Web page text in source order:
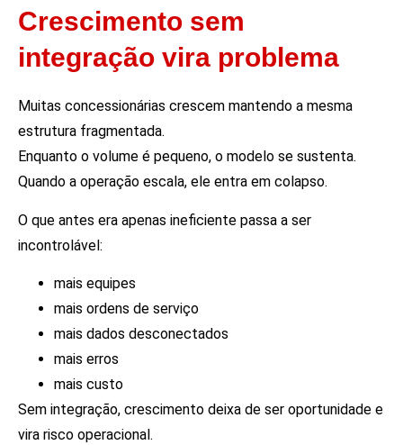
Crescimento sem
integração vira problema
Muitas concessionárias crescem mantendo a mesma
estrutura fragmentada.
Enquanto o volume é pequeno, o modelo se sustenta.
Quando a operação escala, ele entra em colapso.
O que antes era apenas ineficiente passa a ser
incontrolável:
mais equipes
mais ordens de serviço
mais dados desconectados
mais erros
mais custo
Sem integração, crescimento deixa de ser oportunidade e
vira risco operacional.